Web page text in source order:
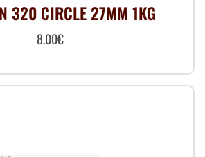
320 CIRCLE 27MM 1KG
8.00€